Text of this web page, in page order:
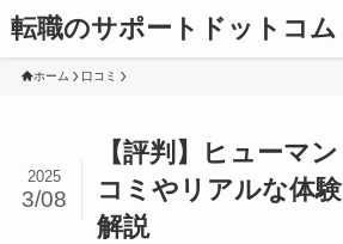
転職のサポートドットコム
ホーム 口コミ
【評判】ヒューマ
コミやリアルな体
解説
2025
3/08